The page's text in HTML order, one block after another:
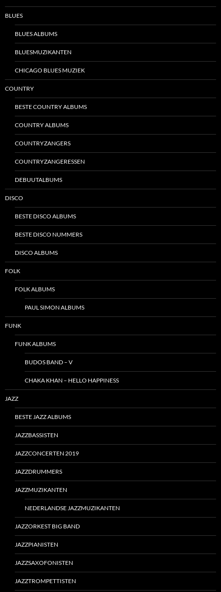
BLUES
BLUES ALBUMS
BLUESMUZIKANTEN
CHICAGO BLUES MUZIEK
COUNTRY
BESTE COUNTRY ALBUMS
COUNTRY ALBUMS
COUNTRYZANGERS
COUNTRYZANGERESSEN
DEBUUTALBUMS
DISCO
BESTE DISCO ALBUMS
BESTE DISCO NUMMERS
DISCO ALBUMS
FOLK
FOLK ALBUMS
PAUL SIMON ALBUMS
FUNK
FUNK ALBUMS
BUDOS BAND – V
CHAKA KHAN – HELLO HAPPINESS
JAZZ
BESTE JAZZ ALBUMS
JAZZBASSISTEN
JAZZCONCERTEN 2019
JAZZDRUMMERS
JAZZMUZIKANTEN
NEDERLANDSE JAZZMUZIKANTEN
JAZZORKEST BIG BAND
JAZZPIANISTEN
JAZZSAXOFONISTEN
JAZZTROMPETTISTEN